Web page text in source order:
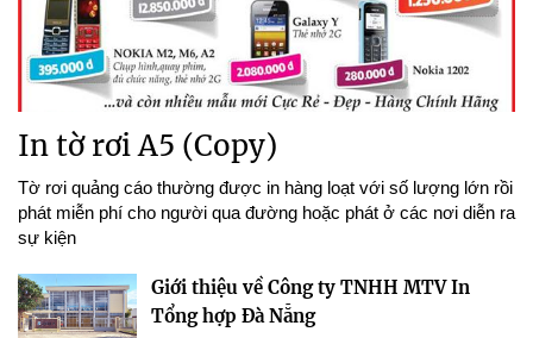
In tờ rơi A5 (Copy)
Tờ rơi quảng cáo thường được in hàng loạt với số lượng lớn rồi
phát miễn phí cho người qua đường hoặc phát ở các nơi diễn ra
sự kiện
Giới thiệu về Công ty TNHH MTV In
Tổng hợp Đà Nẵng